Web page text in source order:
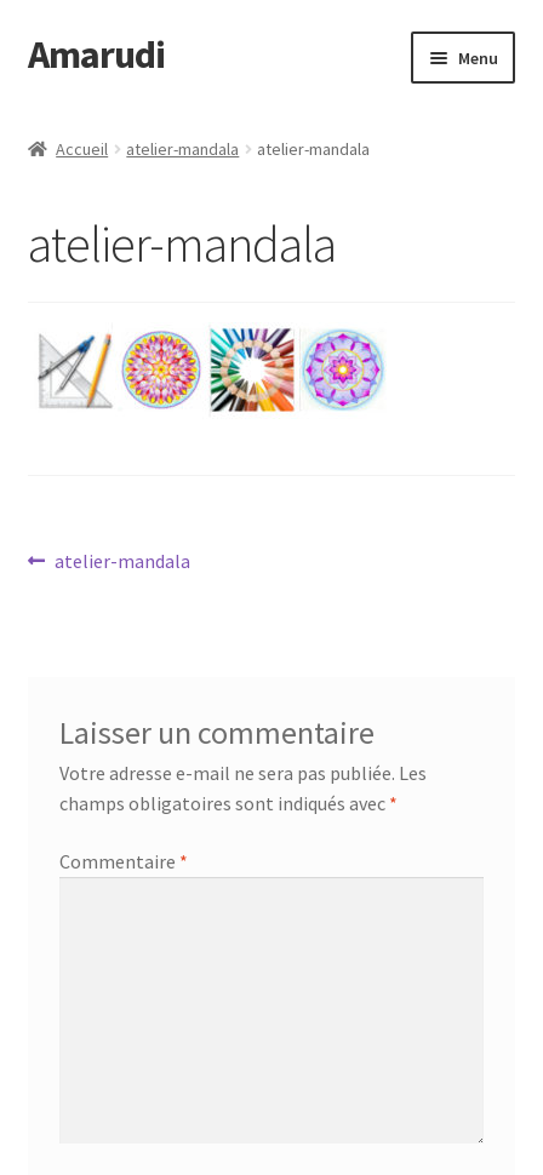
Aller
à
navigation
Aller
au
Amarudi Menu
Ateliers en ligne
Commande
Mandalathèque
Accueil atelier-mandala atelier-mandala
atelier-mandala
Navigation
Article
atelier-mandala
Laisser un commentaire
Votre adresse e-mail ne sera pas publiée. Les
champs obligatoires sont indiqués avec *
Commentaire *